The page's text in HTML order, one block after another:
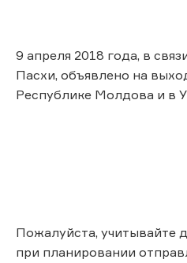
9 апреля 2018 года, в
Пасхи, объявлено на
Республике Молдова и в
Пожалуйста,
при планировании